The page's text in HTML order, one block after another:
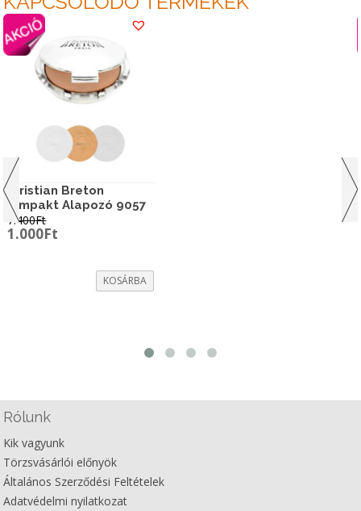
Christian Breton
Kompakt Alapozó 9057
7.400Ft
Original
1.000Ft
1.000Ft.KOSÁRBA
Rólunk
Kik vagyunk
Törzsvásárlói előnyök
Általános Szerződési Feltételek
Adatvédelmi nyilatkozat